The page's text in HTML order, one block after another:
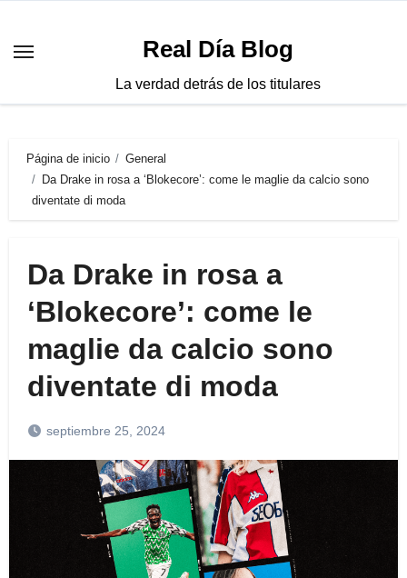
contenido
Real Día Blog
La verdad detrás de los titulares
Página de inicio
General
Da Drake in rosa a ‘Blokecore’: come le maglie da calcio sono
diventate di moda
Da Drake in rosa a
‘Blokecore’: come le
maglie da calcio sono
diventate di moda
septiembre 25, 2024